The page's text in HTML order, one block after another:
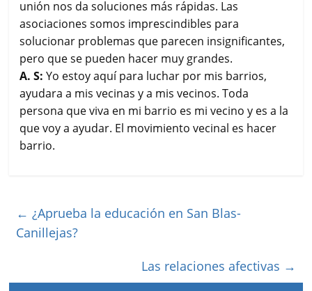
unión nos da soluciones más rápidas. Las
asociaciones somos imprescindibles para
solucionar problemas que parecen insignificantes,
pero que se pueden hacer muy grandes.
A. S: Yo estoy aquí para luchar por mis barrios,
ayudara a mis vecinas y a mis vecinos. Toda
persona que viva en mi barrio es mi vecino y es a la
que voy a ayudar. El movimiento vecinal es hacer
barrio.
← ¿Aprueba la educación en San Blas-
Canillejas?
Las relaciones afectivas →